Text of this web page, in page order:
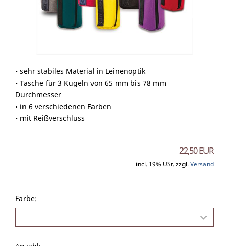
• sehr stabiles Material in Leinenoptik
• Tasche für 3 Kugeln von 65 mm bis 78 mm
Durchmesser
• in 6 verschiedenen Farben
• mit Reißverschluss
22,50 EUR
incl. 19% USt. zzgl. Versand
Farbe: